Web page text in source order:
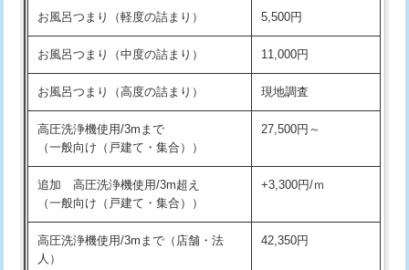
交換・取付(単水栓（壁付・デッキ
式）)
13,200円+材料費
交換・取付(混合水栓（壁付・デッキ
式・ワンホール）)
16,500円+材料費
交換・取付(排水栓・排水トラップ
（P/S/ポップアップ））
22,000円+材料費
交換・取付（その他部品） 11,000円+材料費
持込商品取付（単水栓） 13,200円
持込商品取付（混合水栓）
お風呂つまり（軽度の詰まり） 5,500円
お風呂つまり（中度の詰まり） 11,000円
お風呂つまり（高度の詰まり） 現地調査
高圧洗浄機使用/3mまで
（一般向け（戸建て・集合））
27,500円～
追加 高圧洗浄機使用/3m超え
（一般向け（戸建て・集合））
+3,300円/ｍ
高圧洗浄機使用/3mまで（店舗・法
人）
42,350円